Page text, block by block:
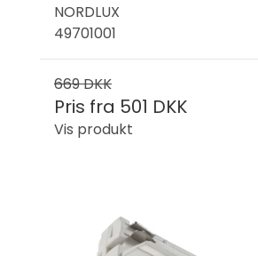
NORDLUX
49701001
669 DKK
Pris fra 501 DKK
Vis produkt